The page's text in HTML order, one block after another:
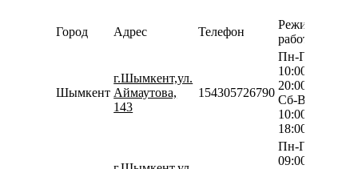
Город Адрес Телефон
Режим
работы
Шымкент
г.Шымкент,ул.
Аймаутова,
143
154305726790
Пн-Пт
10:00-
20:00
Сб-Вс
10:00-
18:00
Пн-Пт
09:00-